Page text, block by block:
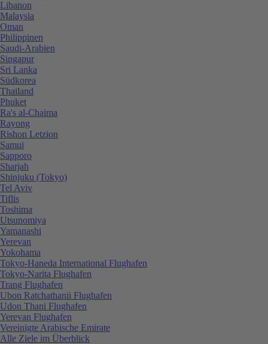
Libanon
Malaysia
Oman
Philippinen
Saudi-Arabien
Singapur
Sri Lanka
Südkorea
Thailand
Phuket
Ra's al-Chaima
Rayong
Rishon Letzion
Samui
Sapporo
Sharjah
Shinjuku (Tokyo)
Tel Aviv
Tiflis
Toshima
Utsunomiya
Yamanashi
Yerevan
Yokohama
Tokyo-Haneda International Flughafen
Tokyo-Narita Flughafen
Trang Flughafen
Ubon Ratchathanii Flughafen
Udon Thani Flughafen
Yerevan Flughafen
Vereinigte Arabische Emirate
Alle Ziele im Überblick